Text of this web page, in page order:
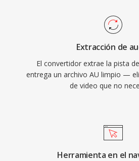
Extracción de
El convertidor extrae la pista
entrega un archivo AU limpio —
de video que no
Herramienta en el